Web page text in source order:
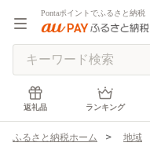
Pontaポイントでふるさと納税
返礼品 ランキング
ふるさと納税ホーム 地域